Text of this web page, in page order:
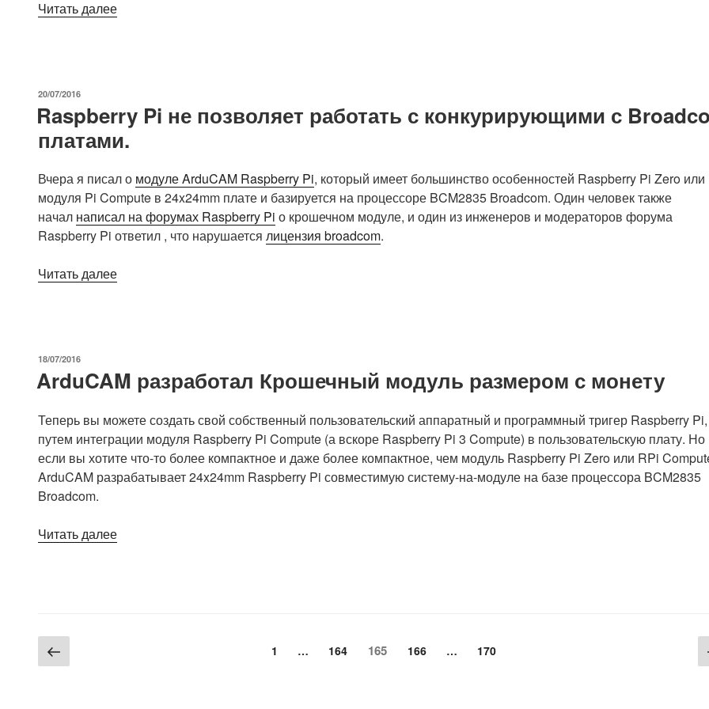
Читать далее«Начало
и
установка
Ubuntu»
ОПУБЛИКОВАНО
20/07/2016
Raspberry Pi не позволяет работать с конкурирующими с
платами.
Вчера я писал о модуле ArduCAM Raspberry Pi, который имеет большинство особенностей Raspberry Pi Zero или
модуля Pi Compute в 24x24mm плате и базируется на процессоре BCM2835 Broadcom. Один человек также
начал написал на форумах Raspberry Pi о крошечном модуле, и один из инженеров и модераторов форума
Raspberry Pi ответил , что нарушается лицензия broadcom.
Читать далее«Raspberry
конкурирующими
Broadcom
платами.»
ОПУБЛИКОВАНО
18/07/2016
ArduCAM разработал Крошечный модуль размером с монету
Теперь вы можете создать свой собственный пользовательский аппаратный и программный тригер Raspberry Pi,
путем интеграции модуля Raspberry Pi Compute (а вскоре Raspberry Pi 3 Compute) в пользовательскую плату. Но
если вы хотите что-то более компактное и даже более компактное, чем модуль Raspberry Pi Zero или RPi
ArduCAM разрабатывает 24x24mm Raspberry Pi совместимую систему-на-модуле на базе процессора BCM2835
Broadcom.
Читать далее«ArduCAM
Пагинация
записей
Предыдущая
страница
Страница
1 … Страница
164 Страница
165 Страница
166 … Страница
170